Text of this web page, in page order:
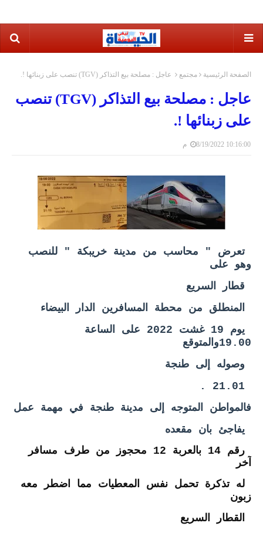
الصفحة الرئيسية مجتمع عاجل : مصلحة بيع التذاكر (TGV) تنصب على زبنائها !.
عاجل : مصلحة بيع التذاكر (TGV) تنصب
على زبنائها !.
8/19/2022 10:16:00 م
تعرض " محاسب من مدينة خريبكة " للنصب
وهو على
قطار السريع
المنطلق من محطة المسافرين الدار البيضاء
يوم 19 غشت 2022 على الساعة
19.00والمتوقع
وصوله إلى طنجة
فالمواطن المتوجه إلى مدينة طنجة في مهمة عمل
يفاجئ بان مقعده
رقم 14 بالعربة 12 محجوز من طرف مسافر
آخر
له تذكرة تحمل نفس المعطيات مما اضطر معه
زبون
القطار السريع